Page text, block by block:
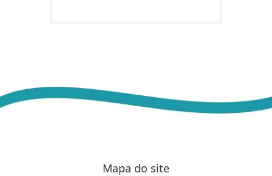
Mapa do site